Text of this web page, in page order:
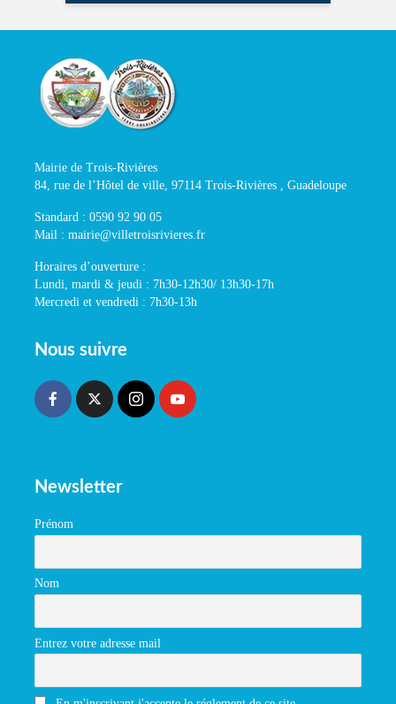
Mairie de Trois-Rivières
84, rue de l’Hôtel de ville, 97114 Trois-Rivières , Guadeloupe
Standard : 0590 92 90 05
Mail : mairie@villetroisrivieres.fr
Horaires d’ouverture :
Lundi, mardi & jeudi : 7h30-12h30/ 13h30-17h
Mercredi et vendredi : 7h30-13h
Nous suivre
Newsletter
Prénom
Nom
Entrez votre adresse mail